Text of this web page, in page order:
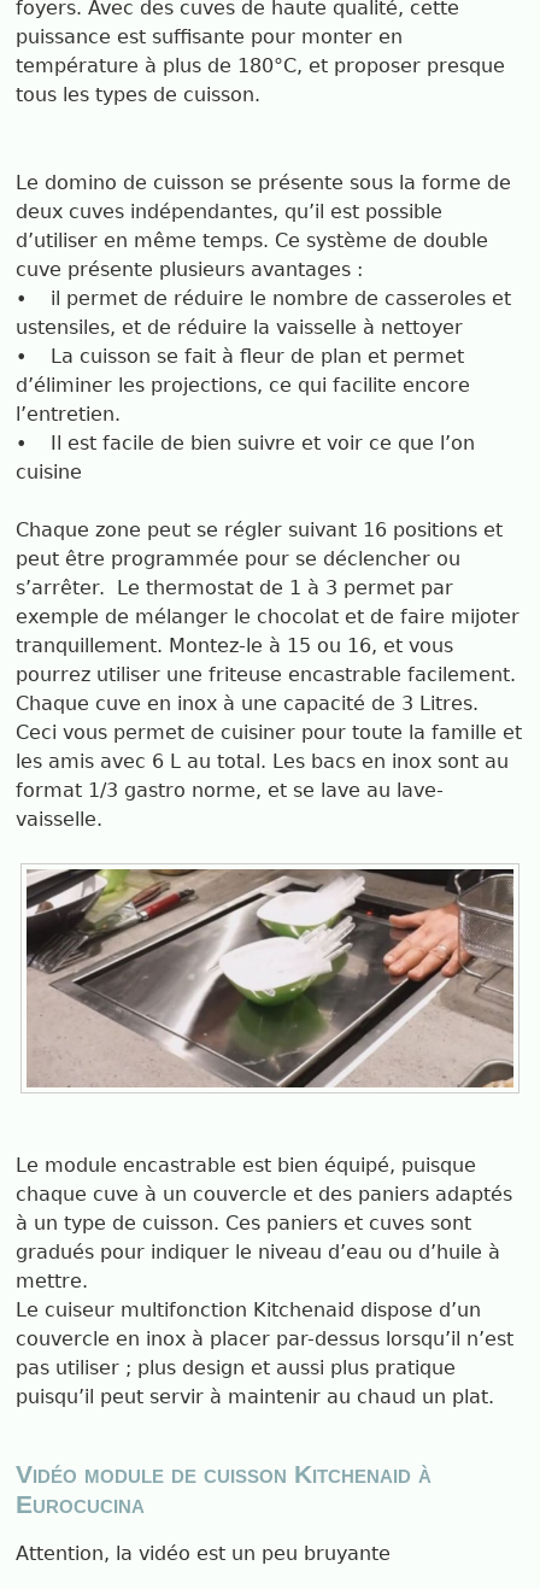
foyers. Avec des cuves de haute qualité, cette
puissance est suffisante pour monter en
température à plus de 180°C, et proposer presque
tous les types de cuisson.
Le domino de cuisson se présente sous la forme de
deux cuves indépendantes, qu’il est possible
d’utiliser en même temps. Ce système de double
cuve présente plusieurs avantages :
• il permet de réduire le nombre de casseroles et
ustensiles, et de réduire la vaisselle à nettoyer
• La cuisson se fait à fleur de plan et permet
d’éliminer les projections, ce qui facilite encore
l’entretien.
• Il est facile de bien suivre et voir ce que l’on
cuisine
Chaque zone peut se régler suivant 16 positions et
peut être programmée pour se déclencher ou
s’arrêter. Le thermostat de 1 à 3 permet par
exemple de mélanger le chocolat et de faire mijoter
tranquillement. Montez-le à 15 ou 16, et vous
pourrez utiliser une friteuse encastrable facilement.
Chaque cuve en inox à une capacité de 3 Litres.
Ceci vous permet de cuisiner pour toute la famille et
les amis avec 6 L au total. Les bacs en inox sont au
format 1/3 gastro norme, et se lave au lave-
vaisselle.
Le module encastrable est bien équipé, puisque
chaque cuve à un couvercle et des paniers adaptés
à un type de cuisson. Ces paniers et cuves sont
gradués pour indiquer le niveau d’eau ou d’huile à
mettre.
Le cuiseur multifonction Kitchenaid dispose d’un
couvercle en inox à placer par-dessus lorsqu’il n’est
pas utiliser ; plus design et aussi plus pratique
puisqu’il peut servir à maintenir au chaud un plat.
Vidéo module de cuisson Kitchenaid à
Eurocucina
Attention, la vidéo est un peu bruyante